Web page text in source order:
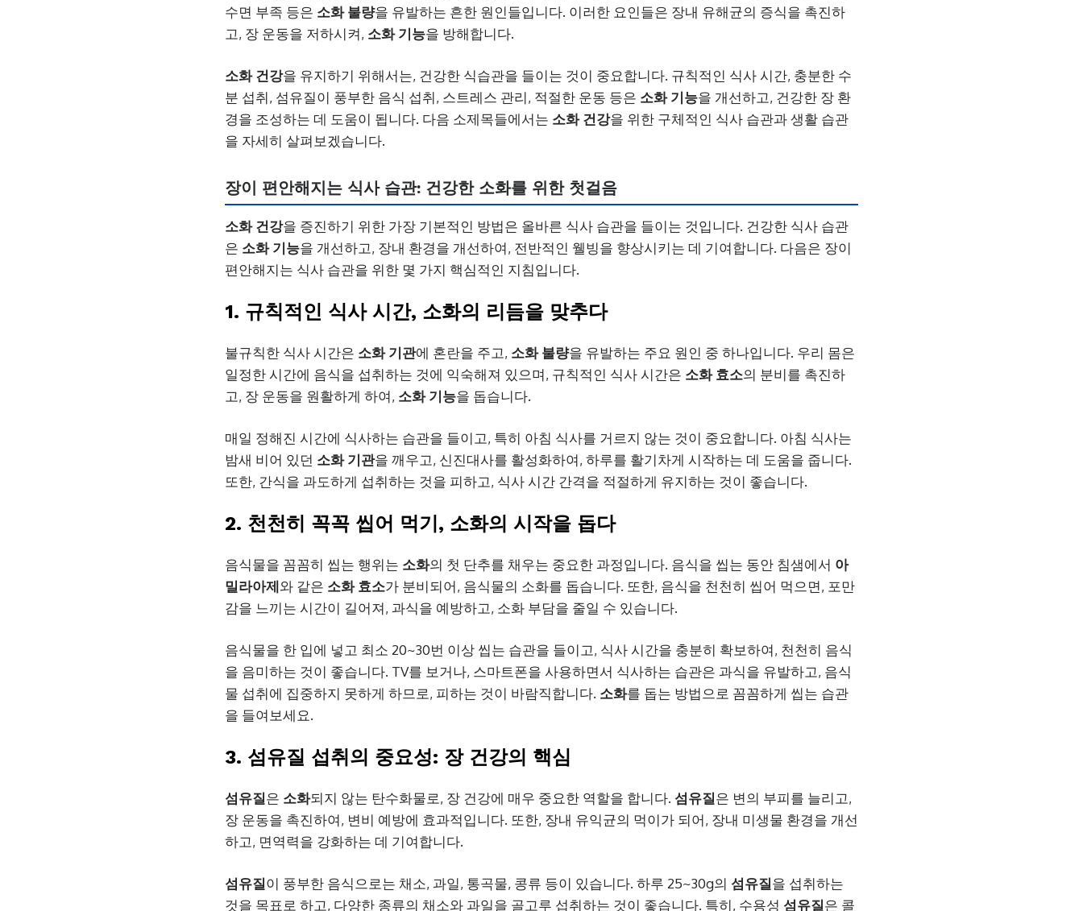
수면 부족 등은 소화 불량을 유발하는 흔한 원인들입니다. 이러한 요인들은 장내 유해균의 증식을 촉진하
고, 장 운동을 저하시켜, 소화 기능을 방해합니다.
소화 건강을 유지하기 위해서는, 건강한 식습관을 들이는 것이 중요합니다. 규칙적인 식사 시간, 충분한 수
분 섭취, 섬유질이 풍부한 음식 섭취, 스트레스 관리, 적절한 운동 등은 소화 기능을 개선하고, 건강한 장 환
경을 조성하는 데 도움이 됩니다. 다음 소제목들에서는 소화 건강을 위한 구체적인 식사 습관과 생활 습관
을 자세히 살펴보겠습니다.
장이 편안해지는 식사 습관: 건강한 소화를 위한 첫걸음
소화 건강을 증진하기 위한 가장 기본적인 방법은 올바른 식사 습관을 들이는 것입니다. 건강한 식사 습관
은 소화 기능을 개선하고, 장내 환경을 개선하여, 전반적인 웰빙을 향상시키는 데 기여합니다. 다음은 장이
편안해지는 식사 습관을 위한 몇 가지 핵심적인 지침입니다.
1. 규칙적인 식사 시간, 소화의 리듬을 맞추다
불규칙한 식사 시간은 소화 기관에 혼란을 주고, 소화 불량을 유발하는 주요 원인 중 하나입니다. 우리 몸은
일정한 시간에 음식을 섭취하는 것에 익숙해져 있으며, 규칙적인 식사 시간은 소화 효소의 분비를 촉진하
고, 장 운동을 원활하게 하여, 소화 기능을 돕습니다.
매일 정해진 시간에 식사하는 습관을 들이고, 특히 아침 식사를 거르지 않는 것이 중요합니다. 아침 식사는
밤새 비어 있던 소화 기관을 깨우고, 신진대사를 활성화하여, 하루를 활기차게 시작하는 데 도움을 줍니다.
또한, 간식을 과도하게 섭취하는 것을 피하고, 식사 시간 간격을 적절하게 유지하는 것이 좋습니다.
2. 천천히 꼭꼭 씹어 먹기, 소화의 시작을 돕다
음식물을 꼼꼼히 씹는 행위는 소화의 첫 단추를 채우는 중요한 과정입니다. 음식을 씹는 동안 침샘에서 아
밀라아제와 같은 소화 효소가 분비되어, 음식물의 소화를 돕습니다. 또한, 음식을 천천히 씹어 먹으면, 포만
감을 느끼는 시간이 길어져, 과식을 예방하고, 소화 부담을 줄일 수 있습니다.
음식물을 한 입에 넣고 최소 20~30번 이상 씹는 습관을 들이고, 식사 시간을 충분히 확보하여, 천천히 음식
을 음미하는 것이 좋습니다. TV를 보거나, 스마트폰을 사용하면서 식사하는 습관은 과식을 유발하고, 음식
물 섭취에 집중하지 못하게 하므로, 피하는 것이 바람직합니다. 소화를 돕는 방법으로 꼼꼼하게 씹는 습관
을 들여보세요.
3. 섬유질 섭취의 중요성: 장 건강의 핵심
섬유질은 소화되지 않는 탄수화물로, 장 건강에 매우 중요한 역할을 합니다. 섬유질은 변의 부피를 늘리고,
장 운동을 촉진하여, 변비 예방에 효과적입니다. 또한, 장내 유익균의 먹이가 되어, 장내 미생물 환경을 개선
하고, 면역력을 강화하는 데 기여합니다.
섬유질이 풍부한 음식으로는 채소, 과일, 통곡물, 콩류 등이 있습니다. 하루 25~30g의 섬유질을 섭취하는
것을 목표로 하고, 다양한 종류의 채소와 과일을 골고루 섭취하는 것이 좋습니다. 특히, 수용성 섬유질은 콜